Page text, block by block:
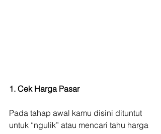
1. Cek Harga Pasar
Pada tahap awal kamu disini dituntut
untuk “ngulik” atau mencari tahu harga